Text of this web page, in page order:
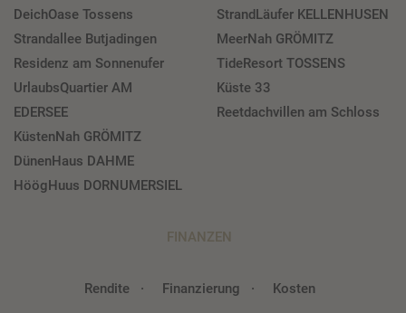
DeichOase Tossens
Strandallee Butjadingen
Residenz am Sonnenufer
UrlaubsQuartier AM
EDERSEE
KüstenNah GRÖMITZ
DünenHaus DAHME
HöögHuus DORNUMERSIEL
StrandLäufer KELLENHUSEN
MeerNah GRÖMITZ
TideResort TOSSENS
Küste 33
Reetdachvillen am Schloss
FINANZEN
Rendite Finanzierung Kosten